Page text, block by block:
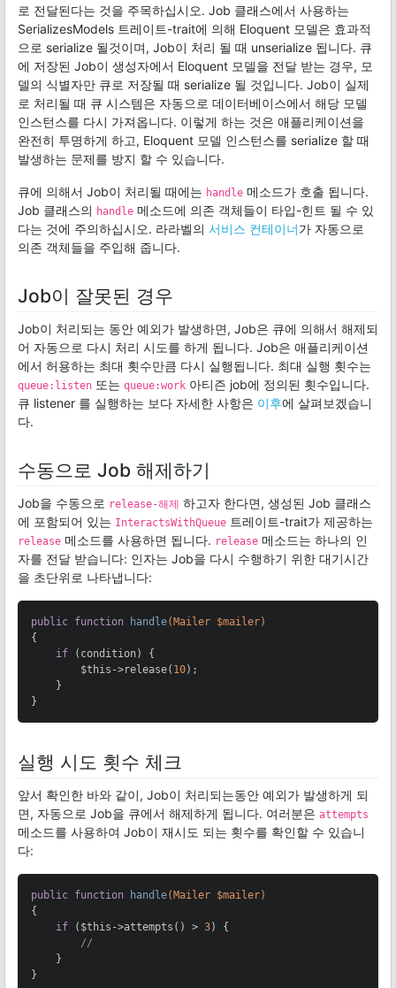
로 전달된다는 것을 주목하십시오. Job 클래스에서 사용하는
SerializesModels 트레이트-trait에 의해 Eloquent 모델은 효과적
으로 serialize 될것이며, Job이 처리 될 때 unserialize 됩니다. 큐
에 저장된 Job이 생성자에서 Eloquent 모델을 전달 받는 경우, 모
델의 식별자만 큐로 저장될 때 serialize 될 것입니다. Job이 실제
로 처리될 때 큐 시스템은 자동으로 데이터베이스에서 해당 모델
인스턴스를 다시 가져옵니다. 이렇게 하는 것은 애플리케이션을
완전히 투명하게 하고, Eloquent 모델 인스턴스를 serialize 할 때
발생하는 문제를 방지 할 수 있습니다.
큐에 의해서 Job이 처리될 때에는 handle 메소드가 호출 됩니다.
Job 클래스의 handle 메소드에 의존 객체들이 타입-힌트 될 수 있
다는 것에 주의하십시오. 라라벨의 서비스 컨테이너가 자동으로
의존 객체들을 주입해 줍니다.
Job이 잘못된 경우
Job이 처리되는 동안 예외가 발생하면, Job은 큐에 의해서 해제되
어 자동으로 다시 처리 시도를 하게 됩니다. Job은 애플리케이션
에서 허용하는 최대 횟수만큼 다시 실행됩니다. 최대 실행 횟수는
queue:listen 또는 queue:work 아티즌 job에 정의된 횟수입니다.
큐 listener 를 실행하는 보다 자세한 사항은 이후에 살펴보겠습니
다.
수동으로 Job 해제하기
Job을 수동으로 release-해제 하고자 한다면, 생성된 Job 클래스
에 포함되어 있는 InteractsWithQueue 트레이트-trait가 제공하는
release 메소드를 사용하면 됩니다. release 메소드는 하나의 인
자를 전달 받습니다: 인자는 Job을 다시 수행하기 위한 대기시간
을 초단위로 나타냅니다:
public function handle(Mailer $mailer)
{
if (condition) {
        $this->release(
10);
    }
}
실행 시도 횟수 체크
앞서 확인한 바와 같이, Job이 처리되는동안 예외가 발생하게 되
면, 자동으로 Job을 큐에서 해제하게 됩니다. 여러분은 attempts
메소드를 사용하여 Job이 재시도 되는 횟수를 확인할 수 있습니
다:
public function handle(Mailer $mailer)
{
if ($this->attempts() > 3) {
//
    }
}